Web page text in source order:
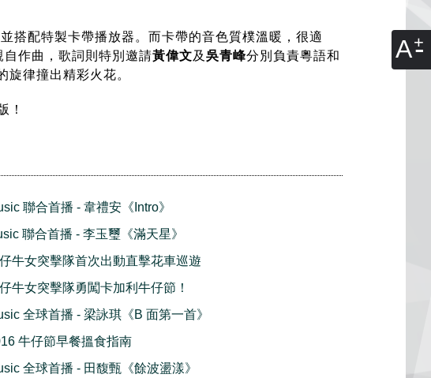
A
搭配特製卡帶播放器。而卡帶的音色質樸溫暖，很適
自作曲， 歌詞則特別邀請黃偉文及 吳青峰分別負責粵語和
旋律撞出精彩火花。
！
聯合首播 - 韋禮安《Intro》
聯合首播 - 李玉璽《滿天星》
牛女突擊隊首次出動直擊花車巡遊
牛女突擊隊勇闖卡加利牛仔節！
全球首播 - 梁詠琪《B 面第一首》
牛仔節早餐搵食指南
全球首播 - 田馥甄《餘波盪漾》